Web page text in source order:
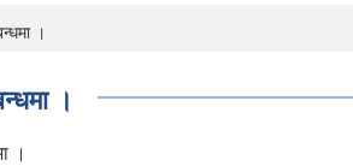
।
।
।